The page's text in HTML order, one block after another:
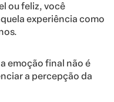
ou feliz, você
experiência como
emoção final não é
a percepção da